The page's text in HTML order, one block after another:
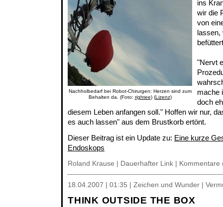
Nachholbedarf bei Robot-Chirurgen: Herzen sind zum
Behalten da. (Foto: rightee) (Lizenz)
ins
wir die
von
lassen,
"Nervt
mache
doch
diesem Leben anfangen soll." Hoffen wir nur,
es auch lassen" aus dem Brustkorb ertönt.
Dieser Beitrag ist ein Update zu: Eine kurze
Endoskops
Roland Krause | Dauerhafter Link Kommentare
18.04.2007 | 01:35 | Zeichen und Wunder |
THINK OUTSIDE THE BOX